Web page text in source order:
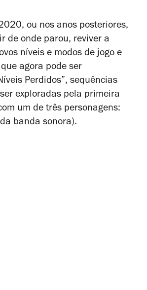
ou nos anos posteriores,
de onde parou, reviver a
níveis e modos de jogo e
agora pode ser
Perdidos”, sequências
exploradas pela primeira
um de três personagens:
banda sonora).